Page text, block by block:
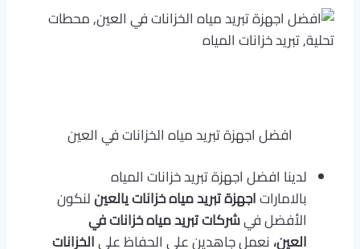
افضل اجهزة تبريد مياه الخزانات في العين
لدينا افضل اجهزة تبريد خزانات المياه
بالاماراتاجهزة تبريد مياه خزانات يالعينلنكون
الأفضل فيشركات تبريد مياه خزانات في
العين،نعمل جاهدين على الحفاظ علىالخزانات